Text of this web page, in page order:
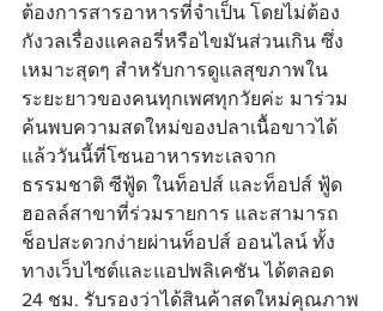
ต้องการสารอาหารที่จำเป็น โดยไม่ต้อง
กังวลเรื่องแคลอรี่หรือไขมันส่วนเกิน ซึ่ง
เหมาะสุดๆ สำหรับการดูแลสุขภาพใน
ระยะยาวของคนทุกเพศทุกวัยค่ะ มาร่วม
ค้นพบความสดใหม่ของปลาเนื้อขาวได้
แล้ววันนี้ที่โซนอาหารทะเลจาก
ธรรมชาติ ซีฟู้ด ในท็อปส์ และท็อปส์ ฟู้ด
ฮอลล์สาขาที่ร่วมรายการ และสามารถ
ช็อปสะดวกง่ายผ่านท็อปส์ ออนไลน์ ทั้ง
ทางเว็บไซต์และแอปพลิเคชัน ได้ตลอด
24 ชม. รับรองว่าได้สินค้าสดใหม่คุณภาพ